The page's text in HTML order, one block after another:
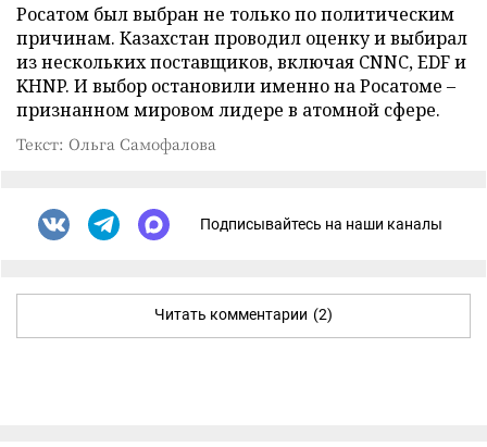
Росатом был выбран не только по политическим
причинам. Казахстан проводил оценку и выбирал
из нескольких поставщиков, включая CNNC, EDF и
KHNP. И выбор остановили именно на Росатоме –
признанном мировом лидере в атомной сфере.
Текст: Ольга Самофалова
Подписывайтесь на наши каналы
Читать комментарии (2)